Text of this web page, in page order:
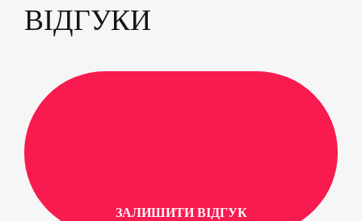
ВІДГУКИ
ЗАЛИШИТИ ВІДГУК